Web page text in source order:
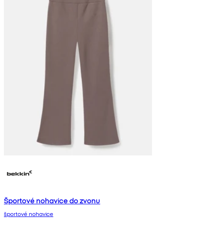
Športové nohavice do zvonu
športové nohavice